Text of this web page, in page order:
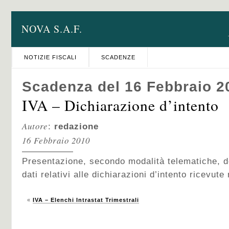
NOVA S.A.F.
NOTIZIE FISCALI SCADENZE
Scadenza del 16 Febbraio
IVA – Dichiarazione d’intento
Autore: redazione
16 Febbraio 2010
Presentazione, secondo modalità telematiche,
dati relativi alle dichiarazioni d’intento ricevute
« IVA – Elenchi Intrastat Trimestrali